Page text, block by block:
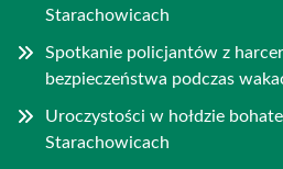
Starachowicach
Spotkanie policjantów z
bezpieczeństwa podczas
Uroczystości w hołdzie
Starachowicach